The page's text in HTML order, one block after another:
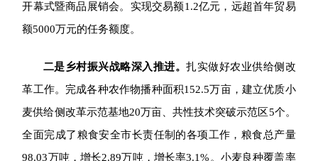
开幕式暨商品展销会。实现交易额1.2亿元，远超首年贸易
额5000万元的任务额度。
二是乡村振兴战略深入推进。扎实做好农业供给侧改
革工作。完成各种农作物播种面积152.5万亩，建立优质小
麦供给侧改革示范基地20万亩、共性技术突破示范区5个。
全面完成了粮食安全市长责任制的各项工作，粮食总产量
98.03万吨，增长2.89万吨，增长率3.1%。小麦良种覆盖率